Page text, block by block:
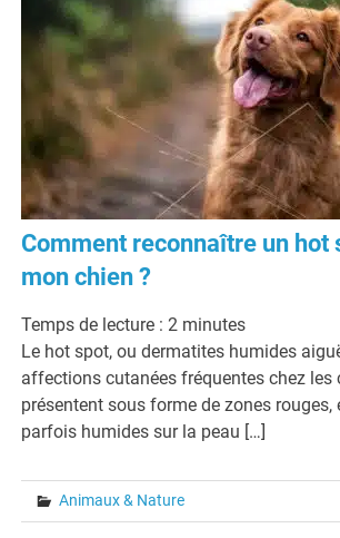
Comment reconnaître un hot
mon chien ?
Temps de lecture : 2 minutes
Le hot spot, ou dermatites humides
affections cutanées fréquentes chez les
présentent sous forme de zones rouges,
parfois humides sur la peau […]
Animaux & Nature